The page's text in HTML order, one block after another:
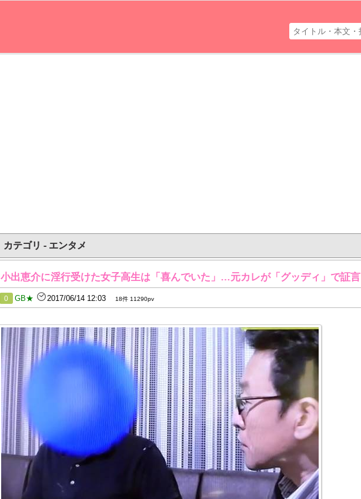
カテゴリ - エンタメ
小出恵介に淫行受けた女子高生は「喜んでいた」…元カレが「グッディ」で証言
0 GB★ 2017/06/14 12:03 18件 11290pv